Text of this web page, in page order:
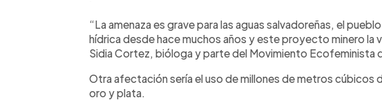
“La amenaza es grave para las aguas salvadoreñas, el
hídrica desde hace muchos años y este proyecto minero la
Sidia Cortez, bióloga y parte del Movimiento Ecofeminista
Otra afectación sería el uso de millones de metros cúbicos
oro y plata.